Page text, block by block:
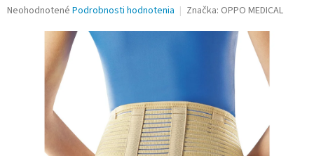
Priemerné
hviezdičiek.
Neohodnotené Podrobnosti hodnotenia Značka: OPPO MEDICAL